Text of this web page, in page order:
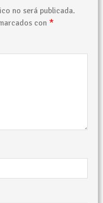
no será publicada.
con *